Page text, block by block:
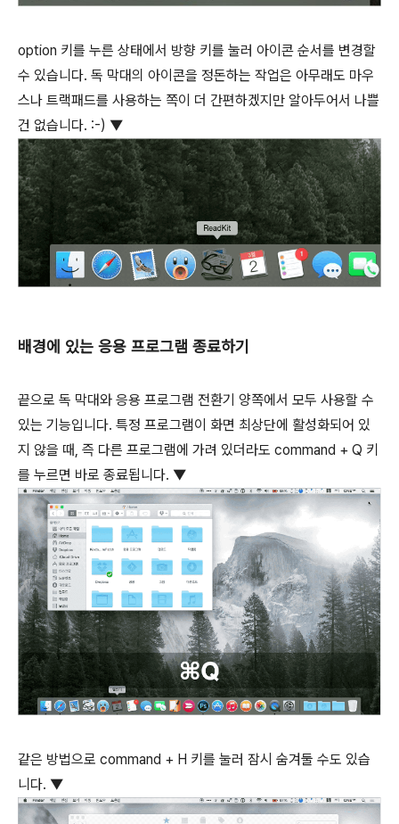
option 키를 누른 상태에서 방향 키를 눌러 아이콘 순서를 변경할
수 있습니다. 독 막대의 아이콘을 정돈하는 작업은 아무래도 마우
스나 트랙패드를 사용하는 쪽이 더 간편하겠지만 알아두어서 나쁠
건 없습니다. :-) ▼
배경에 있는 응용 프로그램 종료하기
끝으로 독 막대와 응용 프로그램 전환기 양쪽에서 모두 사용할 수
있는 기능입니다. 특정 프로그램이 화면 최상단에 활성화되어 있
지 않을 때, 즉 다른 프로그램에 가려 있더라도 command + Q 키
를 누르면 바로 종료됩니다. ▼
같은 방법으로 command + H 키를 눌러 잠시 숨겨둘 수도 있습
니다. ▼